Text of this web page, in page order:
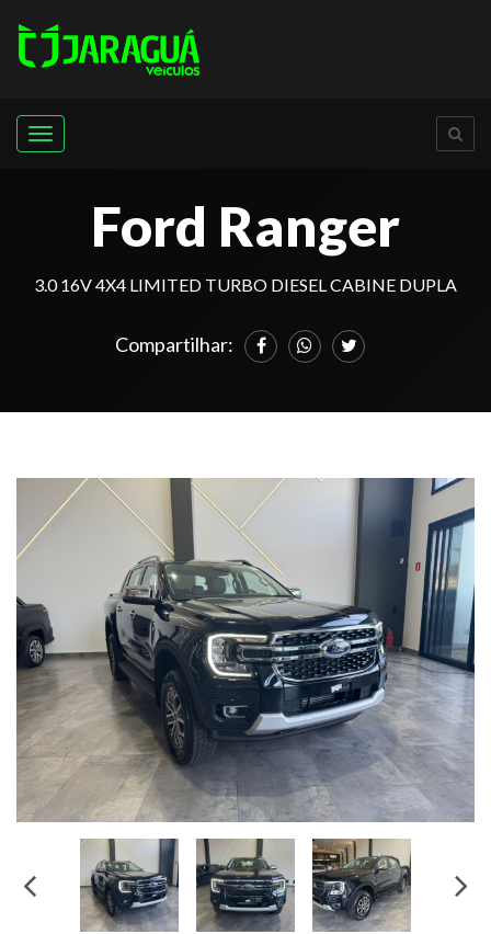
Menu
Ford Ranger
3.0 16V 4X4 LIMITED TURBO DIESEL CABINE DUPLA
Compartilhar: